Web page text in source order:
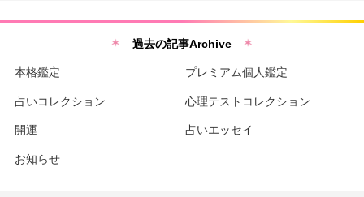
過去の記事Archive
本格鑑定 プレミアム個人鑑定
占いコレクション 心理テストコレクション
開運 占いエッセイ
お知らせ